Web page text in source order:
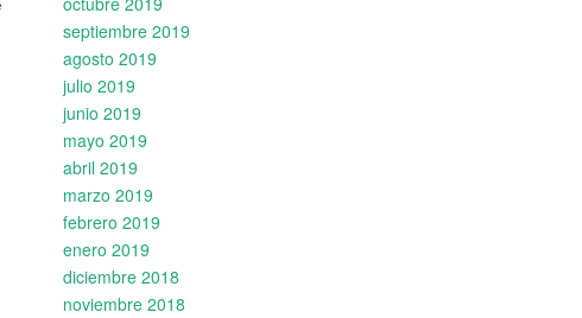
septiembre 2019
agosto 2019
julio 2019
junio 2019
mayo 2019
abril 2019
marzo 2019
febrero 2019
enero 2019
diciembre 2018
noviembre 2018